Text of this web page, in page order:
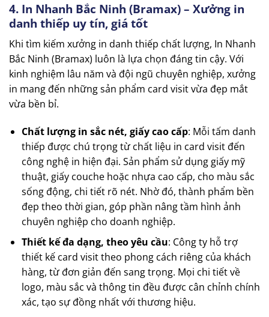
4. In Nhanh Bắc Ninh (Bramax) – Xưởng in
danh thiếp uy tín, giá tốt
Khi tìm kiếm xưởng in danh thiếp chất lượng, In Nhanh
Bắc Ninh (Bramax) luôn là lựa chọn đáng tin cậy. Với
kinh nghiệm lâu năm và đội ngũ chuyên nghiệp, xưởng
in mang đến những sản phẩm card visit vừa đẹp mắt
vừa bền bỉ.
Chất lượng in sắc nét, giấy cao cấp: Mỗi tấm danh
thiếp được chú trọng từ chất liệu in card visit đến
công nghệ in hiện đại. Sản phẩm sử dụng giấy mỹ
thuật, giấy couche hoặc nhựa cao cấp, cho màu sắc
sống động, chi tiết rõ nét. Nhờ đó, thành phẩm bền
đẹp theo thời gian, góp phần nâng tầm hình ảnh
chuyên nghiệp cho doanh nghiệp.
Thiết kế đa dạng, theo yêu cầu: Công ty hỗ trợ
thiết kế card visit theo phong cách riêng của khách
hàng, từ đơn giản đến sang trọng. Mọi chi tiết về
logo, màu sắc và thông tin đều được cân chỉnh chính
xác, tạo sự đồng nhất với thương hiệu.